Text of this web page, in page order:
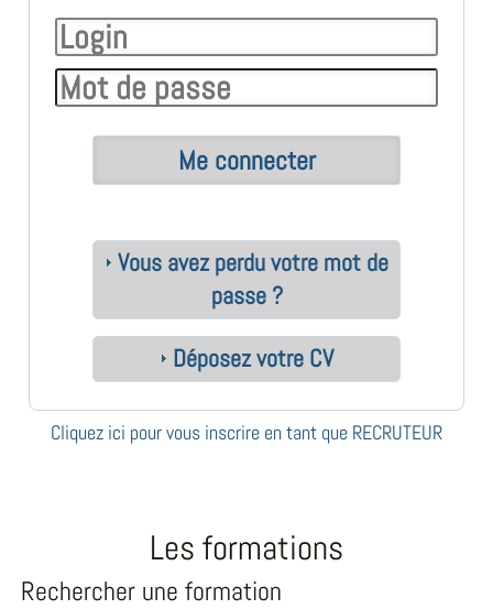
Vous avez perdu votre mot de
passe ?
Déposez votre CV
Cliquez ici pour vous inscrire en tant que RECRUTEUR
Les formations
Rechercher une formation